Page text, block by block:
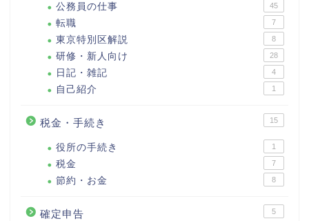
公務員の仕事 45
転職 7
東京特別区解説 8
研修・新人向け 28
日記・雑記 4
自己紹介 1
税金・手続き 15
役所の手続き 1
税金 7
節約・お金 8
確定申告 5